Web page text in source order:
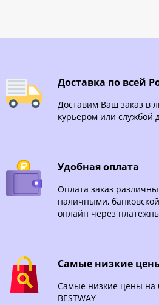
Доставка по всей
Доставим Ваш заказ в
курьером или службой
Удобная оплата
Оплата заказ
наличными,
онлайн через
Самые низкие
Самые низкие цены на
BESTWAY